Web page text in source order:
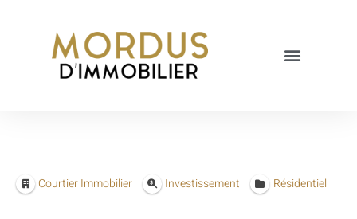
Courtier Immobilier Investissement Résidentiel